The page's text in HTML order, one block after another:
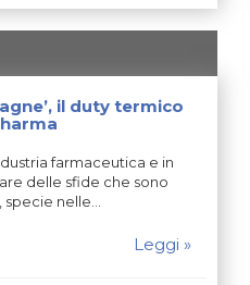
il duty termico
farmaceutica e in
delle sfide che sono
nelle…
Leggi »